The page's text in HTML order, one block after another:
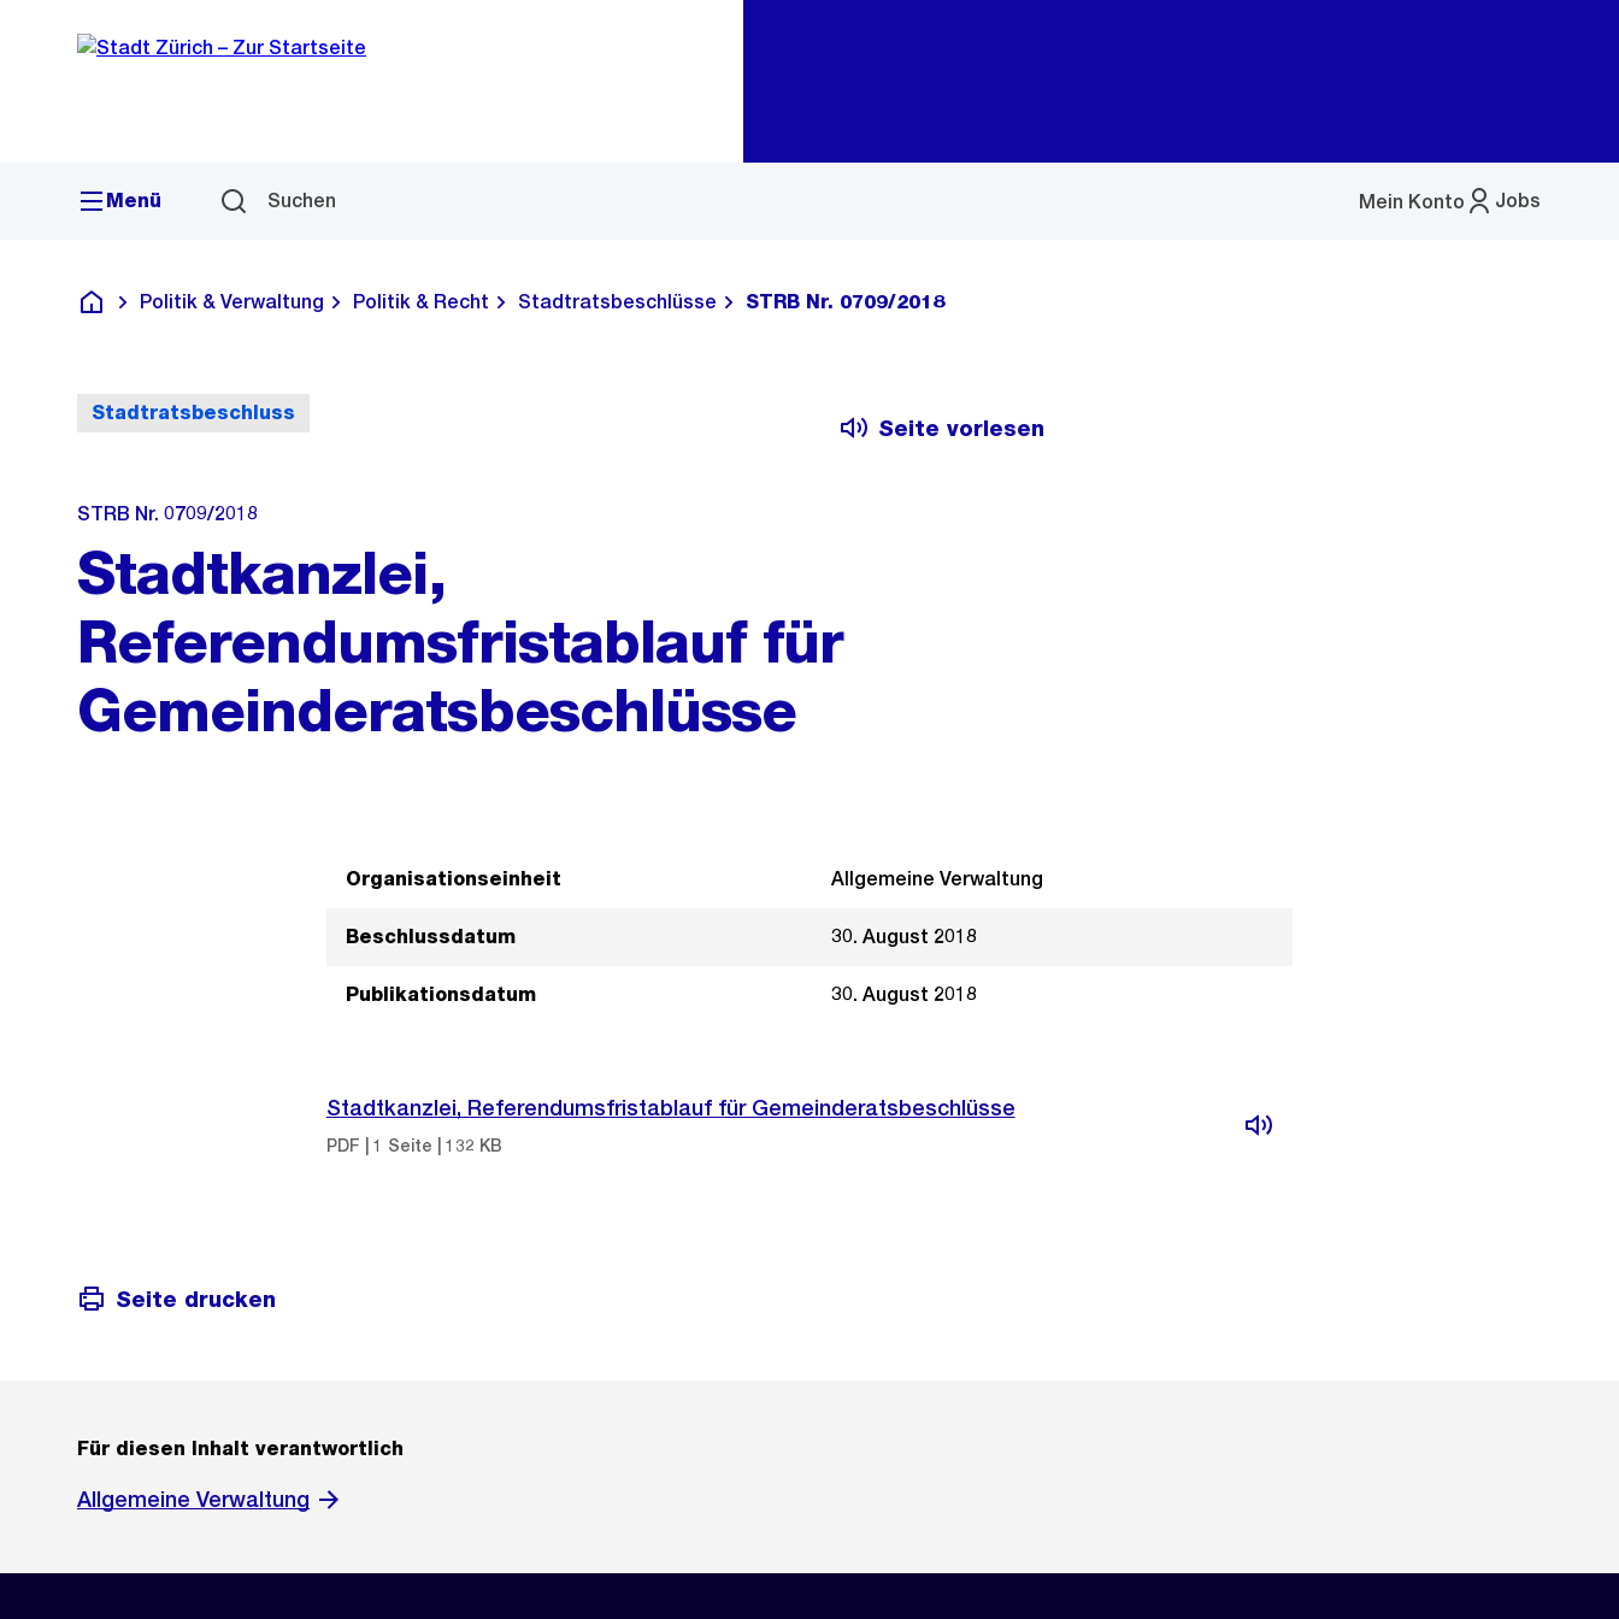
Navigation
Sprunglink
Menü Suchen Jobs
Mein Konto
Menü
Deutsch
Politik & Verwaltung Politik & Recht Stadtratsbeschlüsse STRB Nr. 0709/2018
Stadtratsbeschluss
Seite vorlesen
STRB Nr. 0709/2018
Stadtkanzlei,
Referendumsfristablauf für
Gemeinderatsbeschlüsse
Organisationseinheit Allgemeine Verwaltung
Beschlussdatum 30. August 2018
Publikationsdatum 30. August 2018
Stadtkanzlei, Referendumsfristablauf für Gemeinderatsbeschlüsse
PDF | 1 Seite | 132 KB
Seite drucken
Für diesen Inhalt verantwortlich
Allgemeine Verwaltung